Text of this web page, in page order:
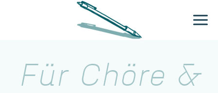
Für Chöre &